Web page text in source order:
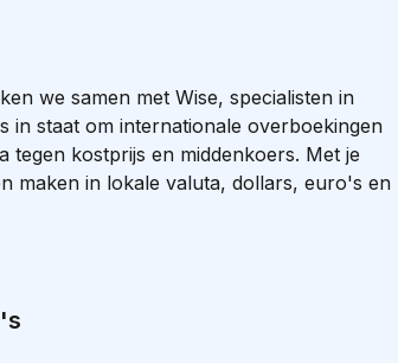
we samen met Wise, specialisten in
in staat om internationale overboekingen
tegen kostprijs en middenkoers. Met je
maken in lokale valuta, dollars, euro's en